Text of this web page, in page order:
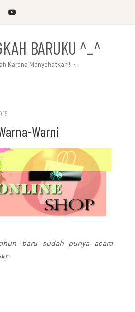
BARUKU ^_^
Karena Menyehatkan!!! ~
Warni
baru sudah punya acara
”